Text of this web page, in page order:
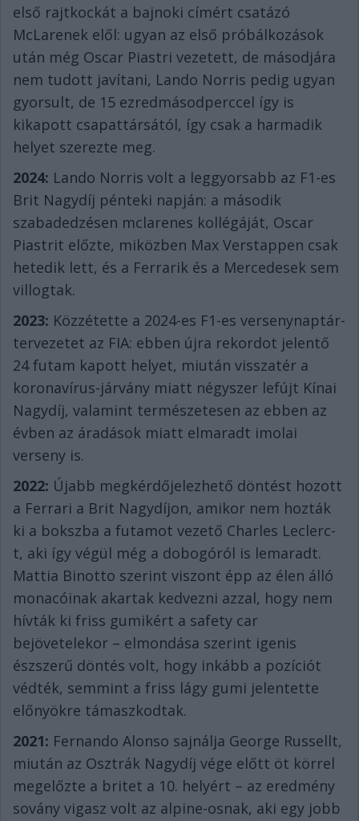
első rajtkockát a bajnoki címért csatázó
McLarenek elől: ugyan az első próbálkozások
után még Oscar Piastri vezetett, de másodjára
nem tudott javítani, Lando Norris pedig ugyan
gyorsult, de 15 ezredmásodperccel így is
kikapott csapattársától, így csak a harmadik
helyet szerezte meg.
2024: Lando Norris volt a leggyorsabb az F1-es
Brit Nagydíj pénteki napján: a második
szabadedzésen mclarenes kollégáját, Oscar
Piastrit előzte, miközben Max Verstappen csak
hetedik lett, és a Ferrarik és a Mercedesek sem
villogtak.
2023: Közzétette a 2024-es F1-es versenynaptár-
tervezetet az FIA: ebben újra rekordot jelentő
24 futam kapott helyet, miután visszatér a
koronavírus-járvány miatt négyszer lefújt Kínai
Nagydíj, valamint természetesen az ebben az
évben az áradások miatt elmaradt imolai
verseny is.
2022: Újabb megkérdőjelezhető döntést hozott
a Ferrari a Brit Nagydíjon, amikor nem hozták
ki a bokszba a futamot vezető Charles Leclerc-
t, aki így végül még a dobogóról is lemaradt.
Mattia Binotto szerint viszont épp az élen álló
monacóinak akartak kedvezni azzal, hogy nem
hívták ki friss gumikért a safety car
bejövetelekor – elmondása szerint igenis
észszerű döntés volt, hogy inkább a pozíciót
védték, semmint a friss lágy gumi jelentette
előnyökre támaszkodtak.
2021: Fernando Alonso sajnálja George Russellt,
miután az Osztrák Nagydíj vége előtt öt körrel
megelőzte a britet a 10. helyért – az eredmény
sovány vigasz volt az alpine-osnak, aki egy jobb